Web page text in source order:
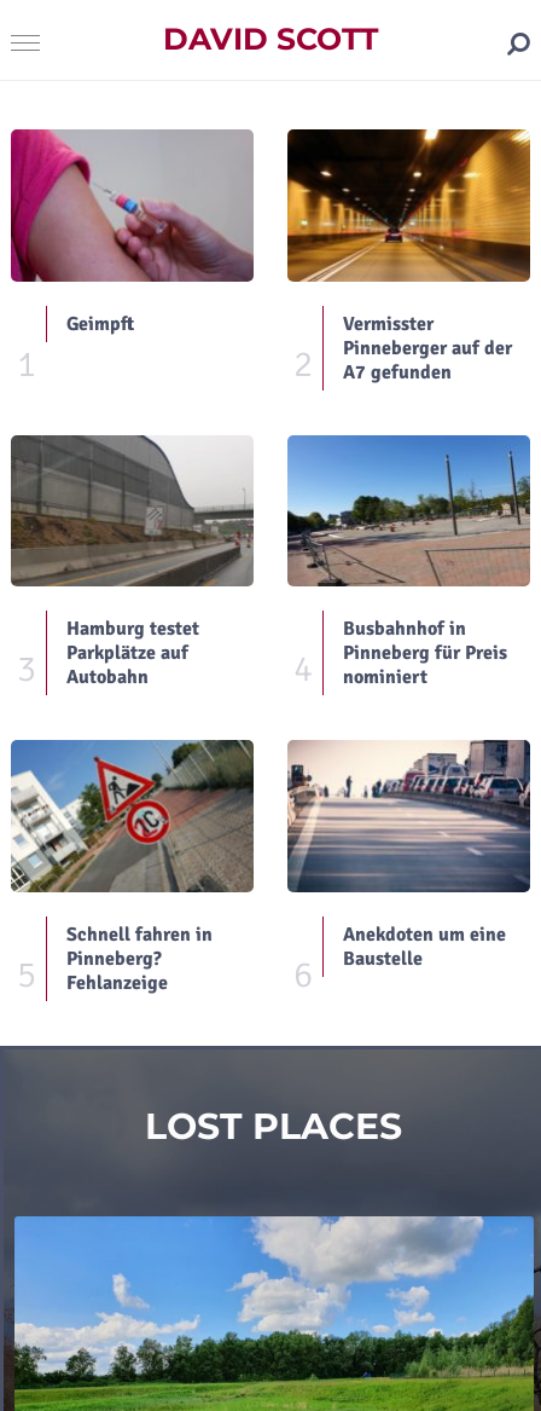
DAVID SCOTT
1
Geimpft
2
Vermisster
Pinneberger auf der
A7 gefunden
3
Hamburg testet
Parkplätze auf
Autobahn
4
Busbahnhof in
Pinneberg für Preis
nominiert
5
Schnell fahren in
Pinneberg?
Fehlanzeige
6
Anekdoten um eine
Baustelle
LOST PLACES